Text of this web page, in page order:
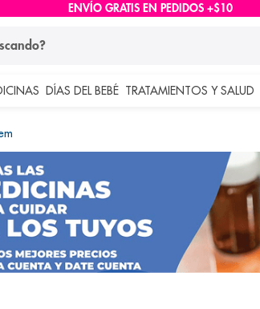
ENVÍO GRATIS EN PEDIDOS +$10
DÍAS DEL BEBÉ TRATAMIENTOS Y SALUD
buscados